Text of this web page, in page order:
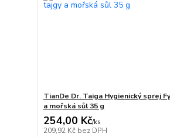
TianDe Dr. Taiga Hygienický sprej
a mořská sůl 35 g
254,00 Kč/ks
209,92 Kč bez DPH